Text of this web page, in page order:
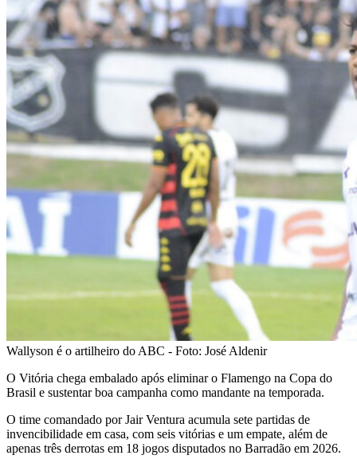
Wallyson é o artilheiro do ABC - Foto: José Aldenir
O Vitória chega embalado após eliminar o Flamengo na Copa do
Brasil e sustentar boa campanha como mandante na temporada.
O time comandado por Jair Ventura acumula sete partidas de
invencibilidade em casa, com seis vitórias e um empate, além de
apenas três derrotas em 18 jogos disputados no Barradão em 2026.